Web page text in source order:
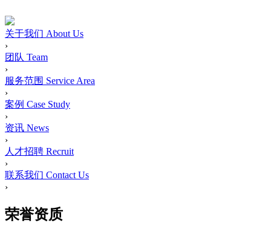
关于我们 About Us
›
团队 Team
›
服务范围 Service Area
›
案例 Case Study
›
资讯 News
›
人才招聘 Recruit
›
联系我们 Contact Us
›
荣誉资质